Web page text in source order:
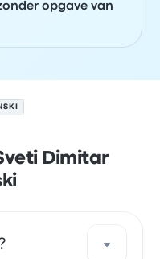
opgave van
Dimitar